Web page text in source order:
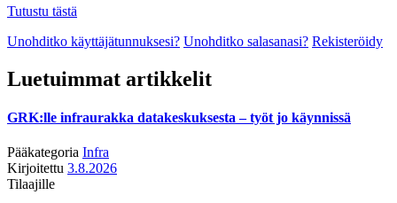
Tutustu tästä
Unohditko käyttäjätunnuksesi? Unohditko salasanasi? Rekisteröidy
Luetuimmat artikkelit
GRK:lle infraurakka datakeskuksesta – työt jo käynnissä
Pääkategoria Infra
Kirjoitettu 3.8.2026
Tilaajille